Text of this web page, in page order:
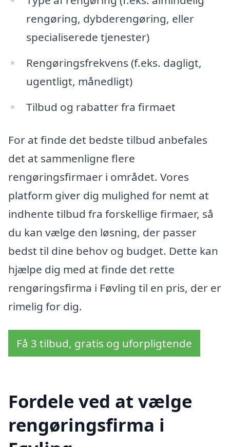
rengøring, dybderengøring, eller
specialiserede tjenester)
Rengøringsfrekvens (f.eks. dagligt,
ugentligt, månedligt)
Tilbud og rabatter fra firmaet
For at finde det bedste tilbud anbefales
det at sammenligne flere
rengøringsfirmaer i området. Vores
platform giver dig mulighed for nemt at
indhente tilbud fra forskellige firmaer, så
du kan vælge den løsning, der passer
bedst til dine behov og budget. Dette kan
hjælpe dig med at finde det rette
rengøringsfirma i Føvling til en pris, der er
rimelig for dig.
Få 3 tilbud, gratis og uforpligtende
Fordele ved at vælge
rengøringsfirma i